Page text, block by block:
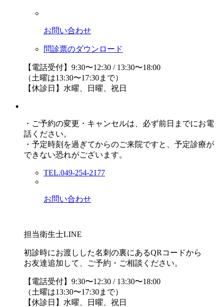
お問い合わせ
問診票のダウンロード
【電話受付】9:30〜12:30 / 13:30〜18:00
（土曜は13:30〜17:30まで）
【休診日】水曜、日曜、祝日
・ご予約の変更・キャンセルは、必ず前日までにお電
話ください。
・予定時刻を過ぎてからのご来院ですと、予定診療が
できない恐れがございます。
TEL.049-254-2177
お問い合わせ
担当衛生士LINE
初診時にお渡しした名刺の裏にあるQRコードから
お友達追加して、ご予約・ご相談ください。
【電話受付】9:30〜12:30 / 13:30〜18:00
（土曜は13:30〜17:30まで）
【休診日】水曜、日曜、祝日